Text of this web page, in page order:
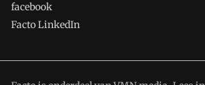
facebook
Facto LinkedIn